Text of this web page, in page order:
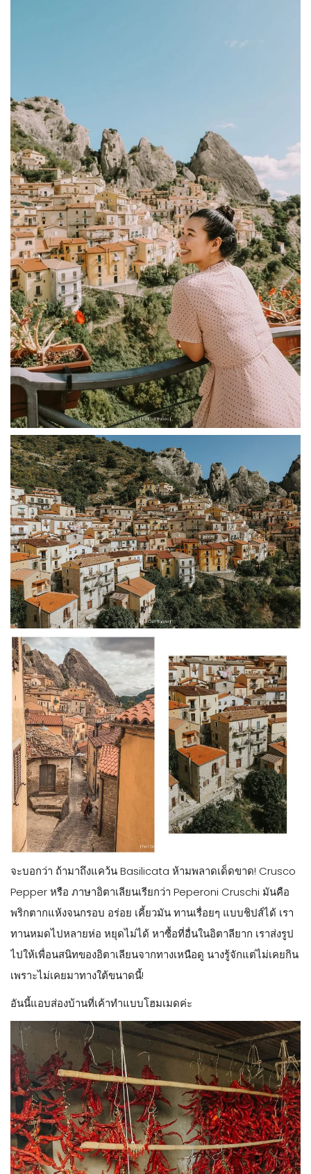
จะบอกว่า ถ้ามาถึงแคว้น Basilicata ห้ามพลาดเด็ดขาด! Crusco
Pepper หรือ ภาษาอิตาเลียนเรียกว่า Peperoni Cruschi มันคือ
พริกตากแห้งจนกรอบ อร่อย เคี้ยวมัน ทานเรื่อยๆ แบบชิปส์ได้ เรา
ทานหมดไปหลายห่อ หยุดไม่ได้ หาซื้อที่อื่นในอิตาลียาก เราส่งรูป
ไปให้เพื่อนสนิทของอิตาเลียนจากทางเหนือดู นางรู้จักแต่ไม่เคยกิน
เพราะไม่เคยมาทางใต้ขนาดนี้!
อันนี้แอบส่องบ้านที่เค้าทำแบบโฮมเมดค่ะ